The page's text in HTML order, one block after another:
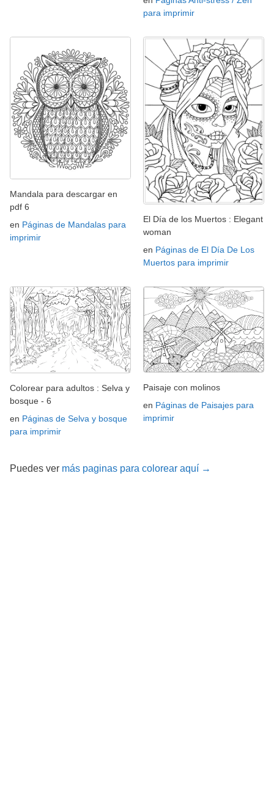
para imprimir
Mandala para descargar en
pdf 6
en Páginas de Mandalas para
imprimir
El Día de los Muertos : Elegant
woman
en Páginas de El Día De Los
Muertos para imprimir
Colorear para adultos : Selva y
bosque - 6
en Páginas de Selva y bosque
para imprimir
Paisaje con molinos
en Páginas de Paisajes para
imprimir
Puedes ver más paginas para colorear aquí →